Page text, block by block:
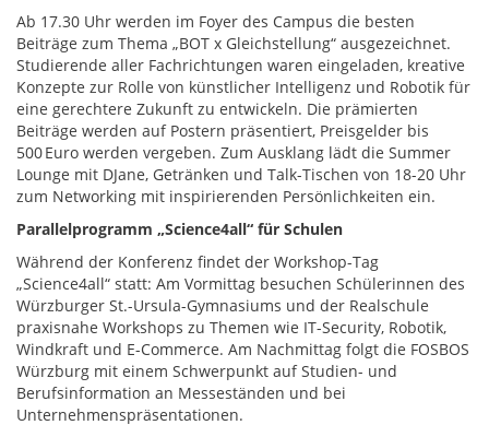
Ab 17.30 Uhr werden im Foyer des Campus die besten
Beiträge zum Thema „BOT x Gleichstellung“ ausgezeichnet.
Studierende aller Fachrichtungen waren eingeladen, kreative
Konzepte zur Rolle von künstlicher Intelligenz und Robotik für
eine gerechtere Zukunft zu entwickeln. Die prämierten
Beiträge werden auf Postern präsentiert, Preisgelder bis
500 Euro werden vergeben. Zum Ausklang lädt die Summer
Lounge mit DJane, Getränken und Talk-Tischen von 18-20 Uhr
zum Networking mit inspirierenden Persönlichkeiten ein.
Parallelprogramm „Science4all“ für Schulen
Während der Konferenz findet der Workshop-Tag
„Science4all“ statt: Am Vormittag besuchen Schülerinnen des
Würzburger St.-Ursula-Gymnasiums und der Realschule
praxisnahe Workshops zu Themen wie IT-Security, Robotik,
Windkraft und E-Commerce. Am Nachmittag folgt die FOSBOS
Würzburg mit einem Schwerpunkt auf Studien- und
Berufsinformation an Messeständen und bei
Unternehmenspräsentationen.